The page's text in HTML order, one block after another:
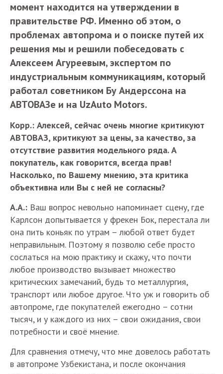
момент находится на утверждении в
правительстве РФ. Именно об этом, о
проблемах автопрома и о поиске путей их
решения мы и решили побеседовать с
Алексеем Агуреевым, экспертом по
индустриальным коммуникациям, который
работал советником Бу Андерссона на
АВТОВАЗе и на UzAuto Motors.
Корр.: Алексей, сейчас очень многие критикуют
АВТОВАЗ, критикуют за цены, за качество, за
отсутствие развития модельного ряда. А
покупатель, как говорится, всегда прав!
Насколько, по Вашему мнению, эта критика
объективна или Вы с ней не согласны?
А.А.: Ваш вопрос невольно напоминает сцену, где
Карлсон допытывается у фрекен Бок, перестала ли
она пить коньяк по утрам – любой ответ будет
неправильным. Поэтому я позволю себе просто
сослаться на мою практику и скажу, что почти
любое производство вызывает множество
критических замечаний, будь то металлургия,
транспорт или любое другое. Что уж и говорить об
автопроме, где покупателей ежегодно – сотни
тысяч, и у каждого из них – свои ожидания, свои
потребности и своё мнение.
Для сравнения отмечу, что мне довелось работать
в автопроме Узбекистана, и после окончания